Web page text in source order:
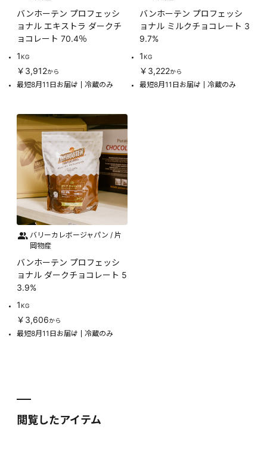
バンホーテン プロフェッシ
ョナル エキストラ ダークチ
ョコレート 70.4％
1KG
￥3,912から
最短8月11日お届け 冷蔵のみ
バンホーテン プロフェッシ
ョナル ミルクチョコレート 3
9.7%
1KG
￥3,222から
最短8月11日お届け 冷蔵のみ
バリーカレボージャパン / 片
岡物産
バンホーテン プロフェッシ
ョナル ダークチョコレート 5
3.9%
1KG
￥3,606から
最短8月11日お届け 冷蔵のみ
閲覧したアイテム